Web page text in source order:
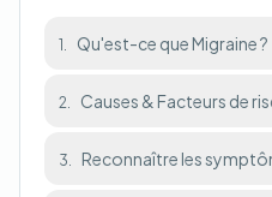
1. Qu'est-ce que Migraine ?
2. Causes & Facteurs de
3. Reconnaître les